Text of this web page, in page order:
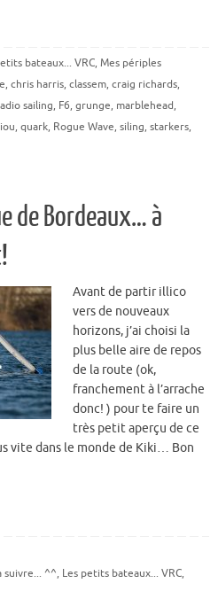
bateaux... VRC, Mes périples
, chris harris, classem, craig richards,
sailing, F6, grunge, marblehead,
, quark, Rogue Wave, siling, starkers,
de Bordeaux… à
Avant de partir illico
vers de nouveaux
horizons, j’ai choisi la
plus belle aire de repos
de la route (ok,
franchement à l’arrache
donc! ) pour te faire un
très petit aperçu de ce
vite dans le monde de Kiki… Bon
suivre... ^^, Les petits bateaux... VRC,